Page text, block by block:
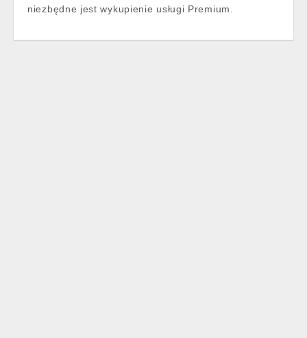
niezbędne jest wykupienie usługi Premium.